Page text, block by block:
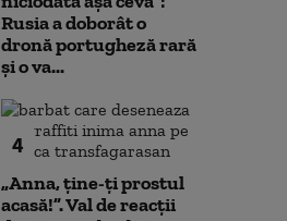
Rusia a doborât o
dronă portugheză rară
și o va...
4
„Anna, ţine-ţi prostul
acasă!”. Val de reacții